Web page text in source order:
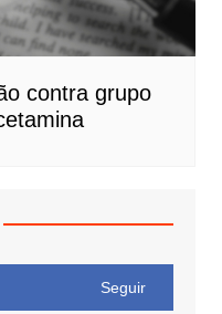
contra grupo
Seguir